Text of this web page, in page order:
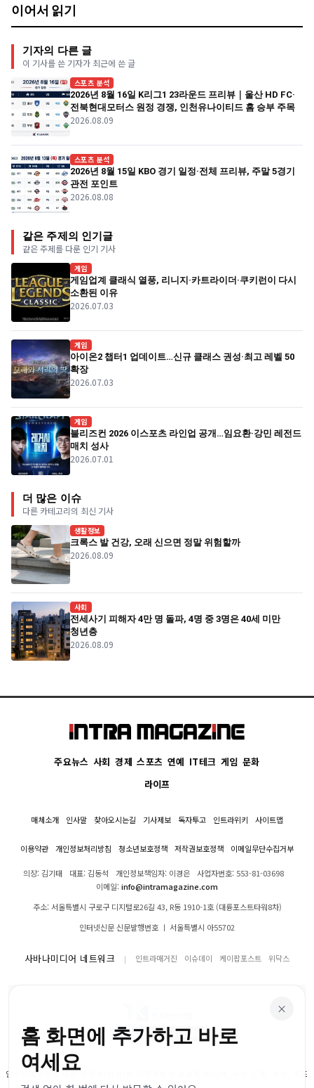
이어서 읽기
기자의 다른 글
이 기사를 쓴 기자가 최근에 쓴 글
스포츠 분석
2026년 8월 16일 K리그1 23라운드 프리뷰｜울산 HD FC·
전북현대모터스 원정 경쟁, 인천유나이티드 홈 승부 주목
2026.08.09
스포츠 분석
2026년 8월 15일 KBO 경기 일정·전체 프리뷰, 주말 5경기
관전 포인트
2026.08.08
같은 주제의 인기글
같은 주제를 다룬 인기 기사
게임
게임업계 클래식 열풍, 리니지·카트라이더·쿠키런이 다시
소환된 이유
2026.07.03
게임
아이온2 챕터1 업데이트…신규 클래스 권성·최고 레벨 50
확장
2026.07.03
게임
블리즈컨 2026 이스포츠 라인업 공개…임요환·강민 레전드
매치 성사
2026.07.01
더 많은 이슈
다른 카테고리의 최신 기사
생활정보
크록스 발 건강, 오래 신으면 정말 위험할까
2026.08.09
사회
전세사기 피해자 4만 명 돌파, 4명 중 3명은 40세 미만
청년층
2026.08.09
주요뉴스 사회 경제 스포츠 연예 IT테크 게임 문화
라이프
매체소개 인사말 찾아오시는길 기사제보 독자투고 인트라위키 사이트맵
이용약관 개인정보처리방침 청소년보호정책 저작권보호정책 이메일무단수집거부
의장: 김기태 대표: 김동석 개인정보책임자: 이경은
사업자번호: 553-81-03698
이메일:info@intramagazine.com
주소: 서울특별시 구로구 디지털로26길 43, R동 1910-1호 (대륭포스트타워8차)
인터넷신문 신문발행번호 ㅣ 서울특별시 아55702
사바나미디어 네트워크 인트라매거진 이슈데이 케이팝포스트 위닥스
인트라매거진의 모든 콘텐츠(기사)는 저작권법의 보호를 받으며, 무단 전재, 복사, 배포
×
홈 화면에 추가하고 바로
여세요